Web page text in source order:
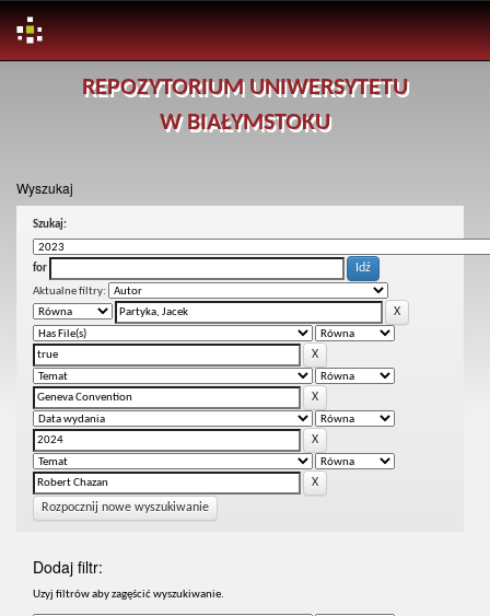
REPOZYTORIUM UNIWERSYTETU
W BIAŁYMSTOKU
Wyszukaj
Szukaj:
for
Aktualne filtry:
Rozpocznij nowe wyszukiwanie
Dodaj filtr:
Uzyj filtrów aby zagęścić wyszukiwanie.